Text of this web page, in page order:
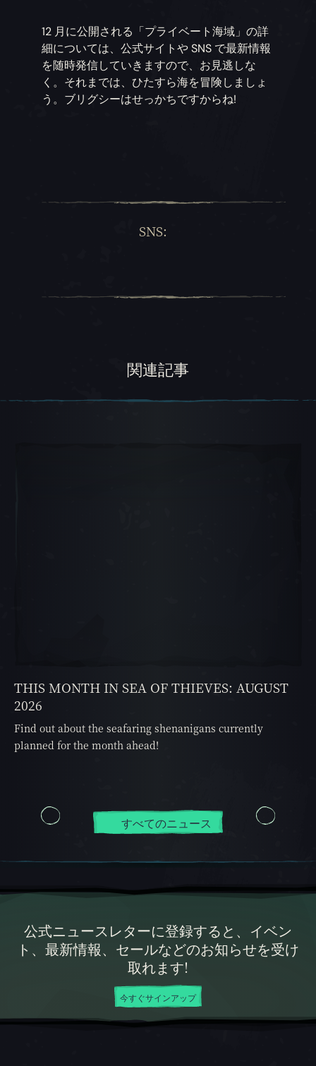
12 月に公開される「プライベート海域」の詳
細については、公式サイトや SNS で最新情報
を随時発信していきますので、お見逃しな
く。それまでは、ひたすら海を冒険しましょ
う。ブリグシーはせっかちですからね!
SNS:
関連記事
THIS MONTH IN SEA OF THIEVES: AUGUST
2026
Find out about the seafaring shenanigans currently
planned for the month ahead!
すべてのニュース
公式ニュースレターに登録すると、イベン
ト、最新情報、セールなどのお知らせを受け
取れます!
今すぐサインアップ